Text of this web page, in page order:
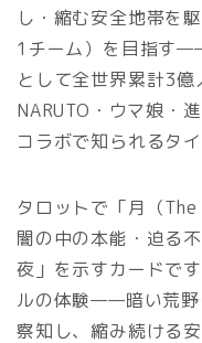
し・縮む安全地帯を
1チーム）を目指す
として全世界累計3億
NARUTO・ウマ娘・
コラボで知られるタイ
タロットで「月（
闇の中の本能・迫る
夜」を示すカードで
ルの体験——暗い荒野
察知し、縮み続ける